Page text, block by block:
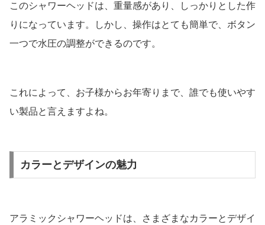
このシャワーヘッドは、重量感があり、しっかりとした作
りになっています。しかし、操作はとても簡単で、ボタン
一つで水圧の調整ができるのです。
これによって、お子様からお年寄りまで、誰でも使いやす
い製品と言えますよね。
カラーとデザインの魅力
アラミックシャワーヘッドは、さまざまなカラーとデザイ